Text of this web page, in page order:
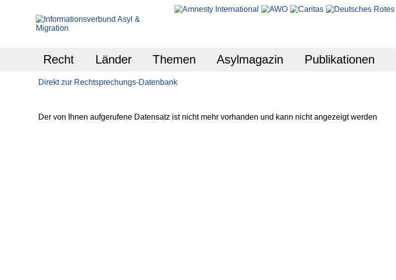
Recht Länder Themen Asylmagazin Publikationen
Direkt zur Rechtsprechungs-Datenbank
Der von Ihnen aufgerufene Datensatz ist nicht mehr vorhanden und kann nicht angezeigt werden